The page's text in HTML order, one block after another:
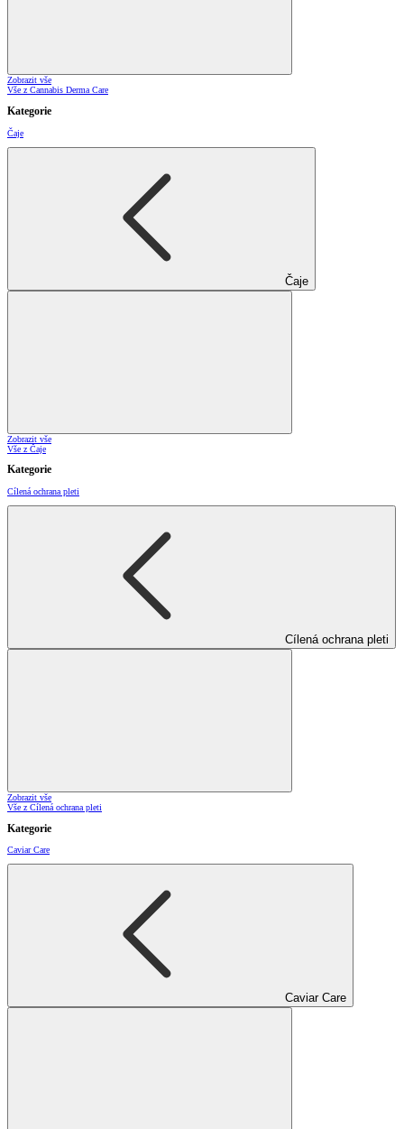
Zobrazit vše
Vše z Cannabis Derma Care
Kategorie
Čaje
Čaje
Zobrazit vše
Vše z Čaje
Kategorie
Cílená ochrana pleti
Cílená ochrana pleti
Zobrazit vše
Vše z Cílená ochrana pleti
Kategorie
Caviar Care
Caviar Care